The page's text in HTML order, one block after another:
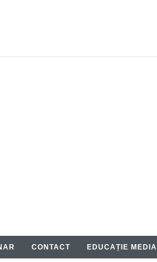
CONTACT EDUCAȚIE MEDIA